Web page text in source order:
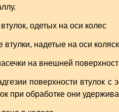
втулки, надетые на оси
поверхности втулок с
при обработке они